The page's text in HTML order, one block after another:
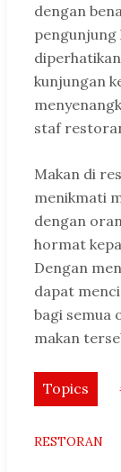
dengan
pengunjung
kunjungan
staf
Makan di
menikmati
dengan
hormat
Dengan
dapat
bagi semua
makan
Topics
RESTORAN